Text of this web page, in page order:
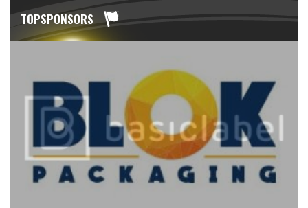
TOPSPONSORS